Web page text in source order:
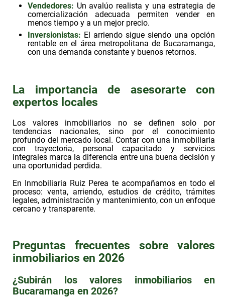
Vendedores: Un avalúo realista y una estrategia de
comercialización adecuada permiten vender en
menos tiempo y a un mejor precio.
Inversionistas: El arriendo sigue siendo una opción
rentable en el área metropolitana de Bucaramanga,
con una demanda constante y buenos retornos.
La importancia de asesorarte con
expertos locales
Los valores inmobiliarios no se definen solo por
tendencias nacionales, sino por el conocimiento
profundo del mercado local. Contar con una inmobiliaria
con trayectoria, personal capacitado y servicios
integrales marca la diferencia entre una buena decisión y
una oportunidad perdida.
En Inmobiliaria Ruiz Perea te acompañamos en todo el
proceso: venta, arriendo, estudios de crédito, trámites
legales, administración y mantenimiento, con un enfoque
cercano y transparente.
Preguntas frecuentes sobre valores
inmobiliarios en 2026
¿Subirán los valores inmobiliarios en
Bucaramanga en 2026?